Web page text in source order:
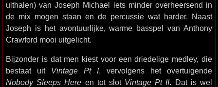
uithalen) van Joseph Michael iets minder overheersend in
de mix mogen staan en de percussie wat harder. Naast
Joseph is het avontuurlijke, warme basspel van Anthony
Crawford mooi uitgelicht.
Bijzonder is dat men kiest voor een driedelige medley, die
bestaat uit Vintage Pt I, vervolgens het overtuigende
Nobody Sleeps Here en tot slot Vintage Pt II. Dat is wel